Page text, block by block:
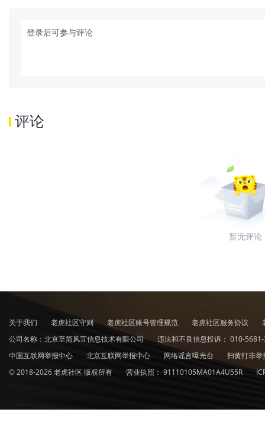
登录后可参与评论
评论
暂无评论
关于我们 老虎社区守则 老虎社区账号管理规范 老虎社区服务协议
公司名称：北京至简风宜信息技术有限公司
违法和不良信息投诉： 010-
中国互联网举报中心
北京互联网举报中心 网络谣言曝光台
扫黄打非
© 2018-2026 老虎社区 版权所有
营业执照： 91110105MA01A4U55R